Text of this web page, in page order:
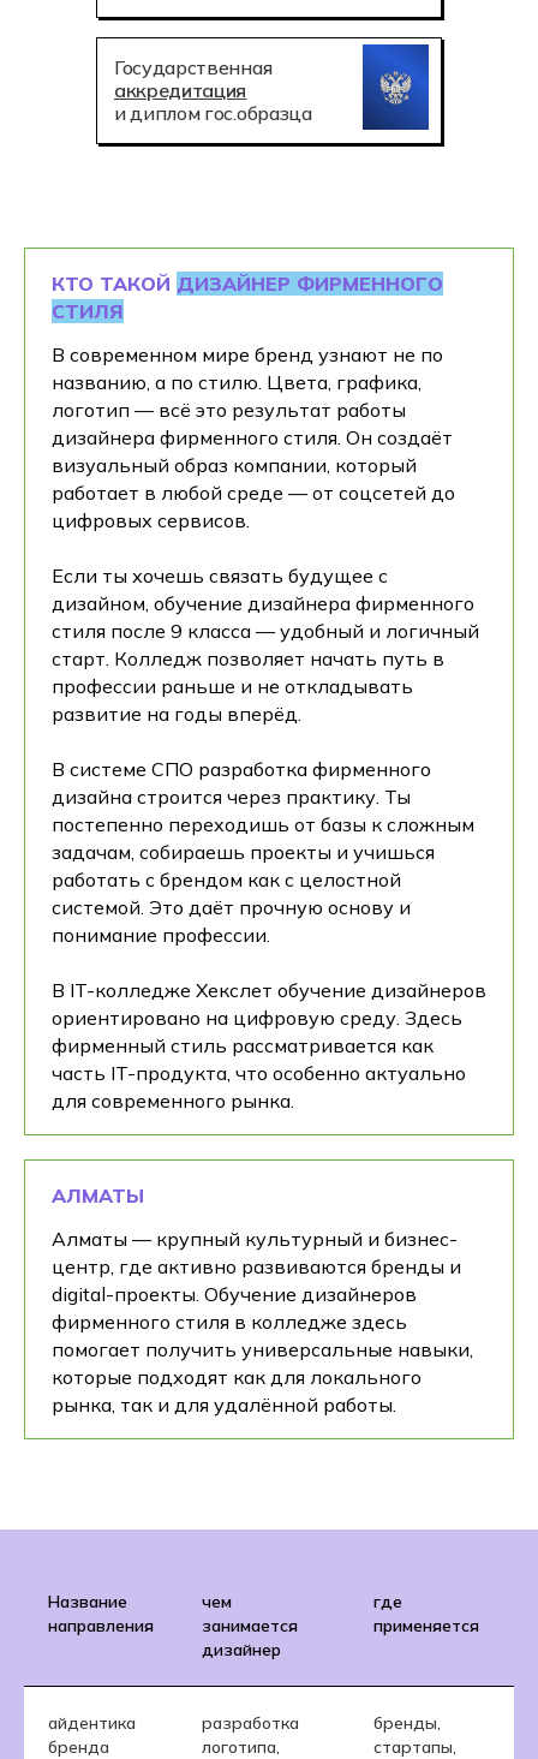
Государственная
аккредитация
и диплом гос.образца
КТО ТАКОЙ ДИЗАЙНЕР ФИРМЕННОГО
СТИЛЯ
В современном мире бренд узнают не по
названию, а по стилю. Цвета, графика,
логотип — всё это результат работы
дизайнера фирменного стиля. Он создаёт
визуальный образ компании, который
работает в любой среде — от соцсетей до
цифровых сервисов.
Если ты хочешь связать будущее с
дизайном, обучение дизайнера фирменного
стиля после 9 класса — удобный и логичный
старт. Колледж позволяет начать путь в
профессии раньше и не откладывать
развитие на годы вперёд.
В системе СПО разработка фирменного
дизайна строится через практику. Ты
постепенно переходишь от базы к сложным
задачам, собираешь проекты и учишься
работать с брендом как с целостной
системой. Это даёт прочную основу и
понимание профессии.
В IT-колледже Хекслет обучение дизайнеров
ориентировано на цифровую среду. Здесь
фирменный стиль рассматривается как
часть IT-продукта, что особенно актуально
для современного рынка.
АЛМАТЫ
Алматы — крупный культурный и бизнес-
центр, где активно развиваются бренды и
digital-проекты. Обучение дизайнеров
фирменного стиля в колледже здесь
помогает получить универсальные навыки,
которые подходят как для локального
рынка, так и для удалённой работы.
Название
направления
чем
занимается
дизайнер
где
применяется
айдентика
бренда
разработка
логотипа,
бренды,
стартапы,
Где учиться?